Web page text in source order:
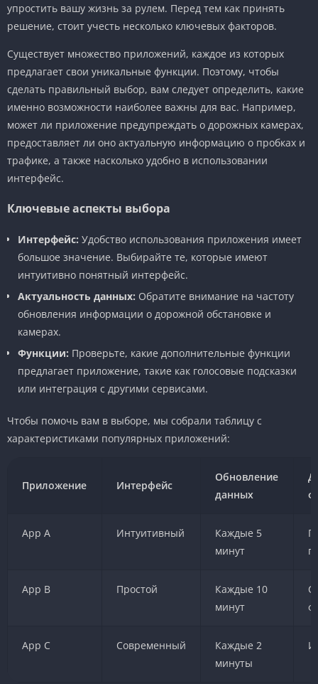
упростить вашу жизнь за рулем. Перед тем как принять
решение, стоит учесть несколько ключевых факторов.
Существует множество приложений, каждое из которых
предлагает свои уникальные функции. Поэтому, чтобы
сделать правильный выбор, вам следует определить, какие
именно возможности наиболее важны для вас. Например,
может ли приложение предупреждать о дорожных камерах,
предоставляет ли оно актуальную информацию о пробках и
трафике, а также насколько удобно в использовании
интерфейс.
Ключевые аспекты выбора
Интерфейс: Удобство использования приложения имеет
большое значение. Выбирайте те, которые имеют
интуитивно понятный интерфейс.
Актуальность данных: Обратите внимание на частоту
обновления информации о дорожной обстановке и
камерах.
Функции: Проверьте, какие дополнительные функции
предлагает приложение, такие как голосовые подсказки
или интеграция с другими сервисами.
Чтобы помочь вам в выборе, мы собрали таблицу с
характеристиками популярных приложений:
Приложение Интерфейс
Обновление
данных
App A Интуитивный
Каждые 5
минут
App B Простой
Каждые 10
минут
App C Современный
Каждые 2
минуты